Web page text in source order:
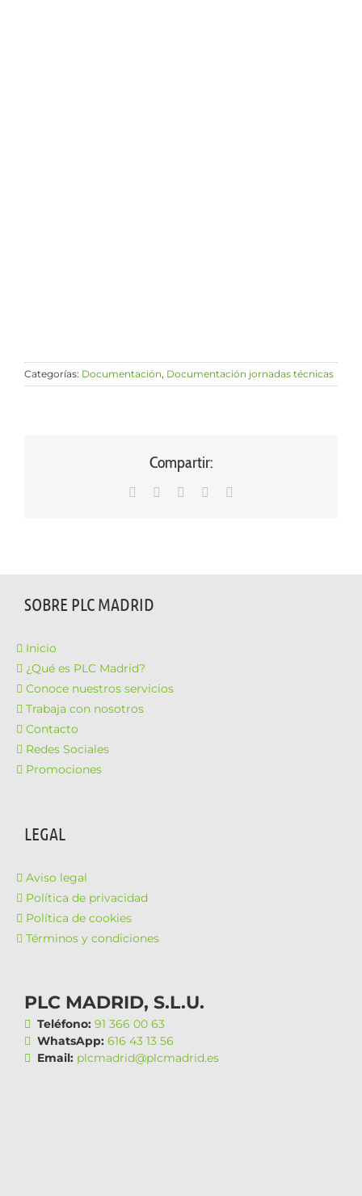
Categorías: Documentación, Documentación jornadas técnicas
Compartir:
WhatsAppLinkedInFacebook
SOBRE PLC MADRID
Inicio
¿Qué es PLC Madrid?
Conoce nuestros servicios
Trabaja con nosotros
Contacto
Redes Sociales
Promociones
LEGAL
Aviso legal
Política de privacidad
Política de cookies
Términos y condiciones
PLC MADRID, S.L.U.
Teléfono: 91 366 00 63
WhatsApp: 616 43 13 56
Email: plcmadrid@plcmadrid.es